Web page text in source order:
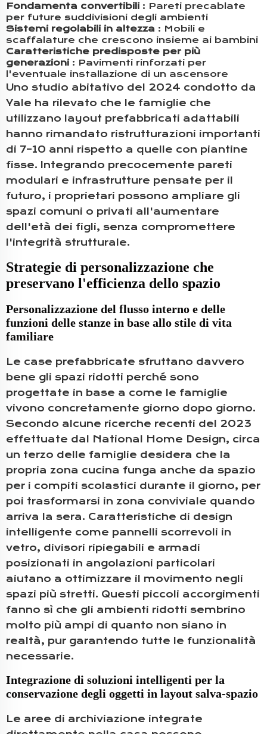
Fondamenta convertibili : Pareti precablate
per future suddivisioni degli ambienti
Sistemi regolabili in altezza : Mobili e
scaffalature che crescono insieme ai bambini
Caratteristiche predisposte per più
generazioni : Pavimenti rinforzati per
l'eventuale installazione di un ascensore
Uno studio abitativo del 2024 condotto da
Yale ha rilevato che le famiglie che
utilizzano layout prefabbricati adattabili
hanno rimandato ristrutturazioni importanti
di 7–10 anni rispetto a quelle con piantine
fisse. Integrando precocemente pareti
modulari e infrastrutture pensate per il
futuro, i proprietari possono ampliare gli
spazi comuni o privati all'aumentare
dell'età dei figli, senza compromettere
l'integrità strutturale.
Strategie di personalizzazione che
preservano l'efficienza dello spazio
Personalizzazione del flusso interno e delle
funzioni delle stanze in base allo stile di vita
familiare
Le case prefabbricate sfruttano davvero
bene gli spazi ridotti perché sono
progettate in base a come le famiglie
vivono concretamente giorno dopo giorno.
Secondo alcune ricerche recenti del 2023
effettuate dal National Home Design, circa
un terzo delle famiglie desidera che la
propria zona cucina funga anche da spazio
per i compiti scolastici durante il giorno, per
poi trasformarsi in zona conviviale quando
arriva la sera. Caratteristiche di design
intelligente come pannelli scorrevoli in
vetro, divisori ripiegabili e armadi
posizionati in angolazioni particolari
aiutano a ottimizzare il movimento negli
spazi più stretti. Questi piccoli accorgimenti
fanno sì che gli ambienti ridotti sembrino
molto più ampi di quanto non siano in
realtà, pur garantendo tutte le funzionalità
necessarie.
Integrazione di soluzioni intelligenti per la
conservazione degli oggetti in layout salva-spazio
Le aree di archiviazione integrate